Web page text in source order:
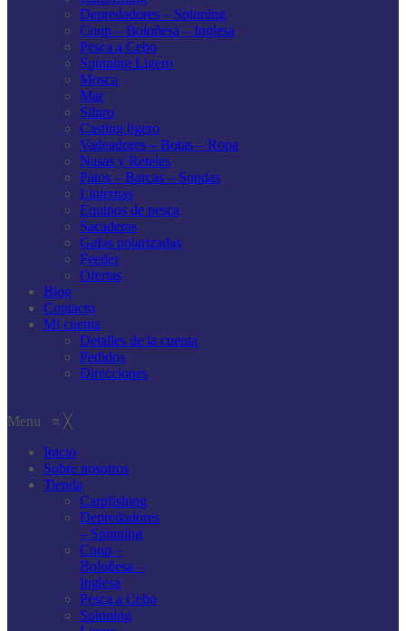
Depredadores – Spinning
Coup – Boloñesa – Inglesa
Pesca a Cebo
Spinning Ligero
Mosca
Mar
Siluro
Casting ligero
Vadeadores – Botas – Ropa
Nasas y Reteles
Patos – Barcas – Sondas
Linternas
Equipos de pesca
Sacaderas
Gafas polarizadas
Feeder
Ofertas
Blog
Contacto
Mi cuenta
Detalles de la cuenta
Pedidos
Direcciones
Menu ≡ ╳
Inicio
Sobre nosotros
Tienda
Carpfishing
Depredadores
– Spinning
Coup –
Boloñesa –
Inglesa
Pesca a Cebo
Spinning